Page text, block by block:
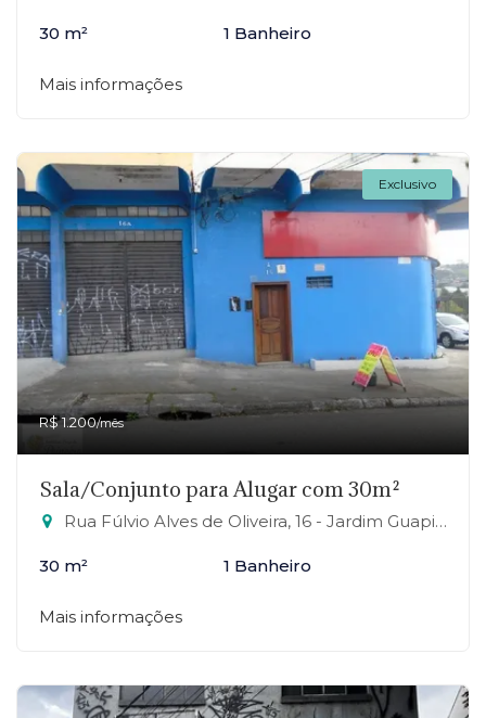
30 m² 1 Banheiro
Mais informações
Exclusivo
R$ 1.200/mês
Sala/Conjunto para Alugar com 30m²
Rua Fúlvio Alves de Oliveira, 16 - Jardim Guapituba, Mauá-SP
30 m² 1 Banheiro
Mais informações